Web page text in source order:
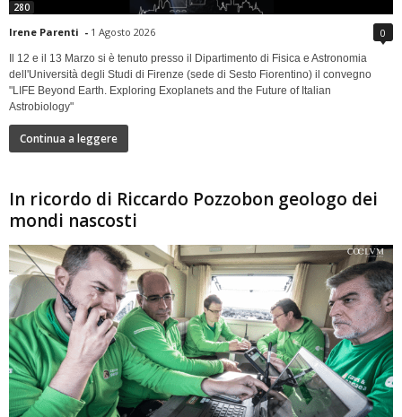
280
Irene Parenti - 1 Agosto 2026 0
Il 12 e il 13 Marzo si è tenuto presso il Dipartimento di Fisica e Astronomia
dell'Università degli Studi di Firenze (sede di Sesto Fiorentino) il convegno
"LIFE Beyond Earth. Exploring Exoplanets and the Future of Italian
Astrobiology"
Continua a leggere
In ricordo di Riccardo Pozzobon geologo dei
mondi nascosti